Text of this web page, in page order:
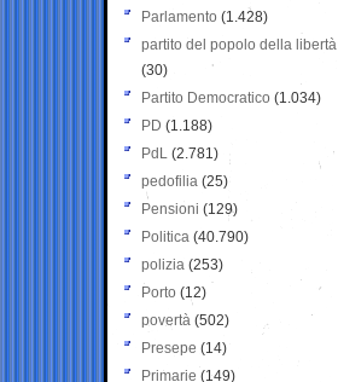
Parlamento (1.428)
partito del popolo della libertà
(30)
Partito Democratico (1.034)
PD (1.188)
PdL (2.781)
pedofilia (25)
Pensioni (129)
Politica (40.790)
polizia (253)
Porto (12)
povertà (502)
Presepe (14)
Primarie (149)